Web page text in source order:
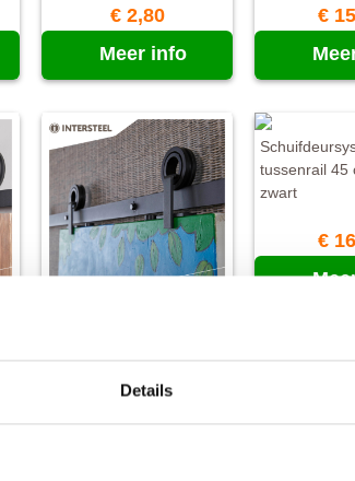
Details
€ 2,80
Meer info
€
tussenrail 45
zwart
€